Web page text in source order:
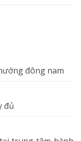
đông nam
đủ